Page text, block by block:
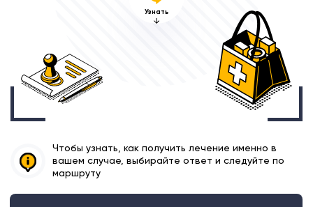
Узнать
Чтобы узнать, как получить лечение именно в
вашем случае, выбирайте ответ и следуйте по
маршруту